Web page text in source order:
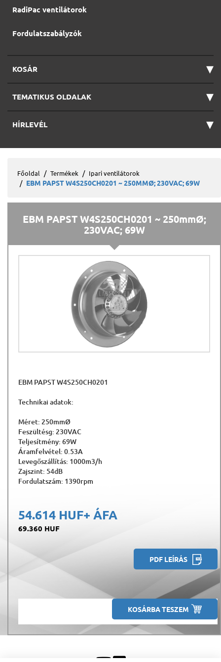
RadiPac ventilátorok
Fordulatszabályzók
KOSÁR ▾
TEMATIKUS OLDALAK ▾
HÍRLEVÉL ▾
Főoldal Termékek Ipari ventilátorok
EBM PAPST W4S250CH0201 ~ 250MMØ; 230VAC; 69W
EBM PAPST W4S250CH0201 ~ 250mmØ;
230VAC; 69W
EBM PAPST W4S250CH0201
Technikai adatok:
Méret: 250mmØ
Feszültésg: 230VAC
Teljesítmény: 69W
Áramfelvétel: 0.53A
Levegőszállítás: 1000m3/h
Zajszint: 54dB
Fordulatszám: 1390rpm
54.614 HUF+ ÁFA
69.360 HUF
PDF LEÍRÁS
KOSÁRBA TESZEM